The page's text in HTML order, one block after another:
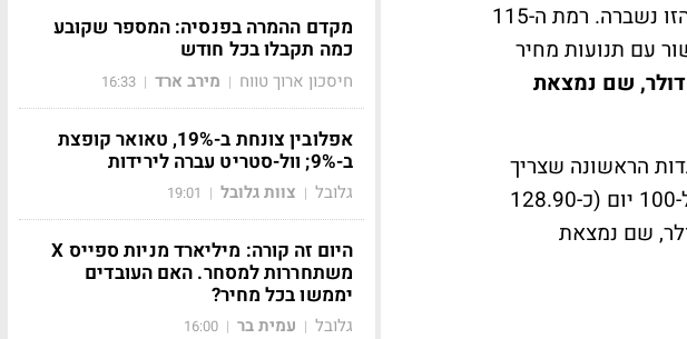
דולר לפי נתונים עדכניים), והיא שימשה כתמיכה קלה בימים האחרונים. התמיכה הזו נשברה. רמת ה-115
עם תנועות מחיר
שבירה מתחת ל-115 דולר עלולה להוביל לירידה נוספת לכיוון 106 דולר, שם נמצאת
דולר היא ההתנגדות הראשונה שצריך
לעקוב אחריה. היא מייצגת שיאים קודמים מהחודש האחרון וקרובה לממוצע הנע ל-100 יום (כ-128.90
תצליח לפרוץ את ה-130 דולר, היעד הבא יהיה סביב 134-135 דולר, שם נמצאת
מקדם ההמרה בפנסיה: המספר שקובע
כמה תקבלו בכל חודש
חיסכון ארוך טווח | מירב ארד |
16:33
אפלובין צונחת ב-19%, טאואר קופצת
ב-9%; וול-סטריט עברה לירידות
גלובל | צוות גלובל |
19:01
היום זה קורה: מיליארד מניות ספייס X
משתחררות למסחר. האם העובדים
יממשו בכל מחיר?
גלובל | עמית בר |
16:00